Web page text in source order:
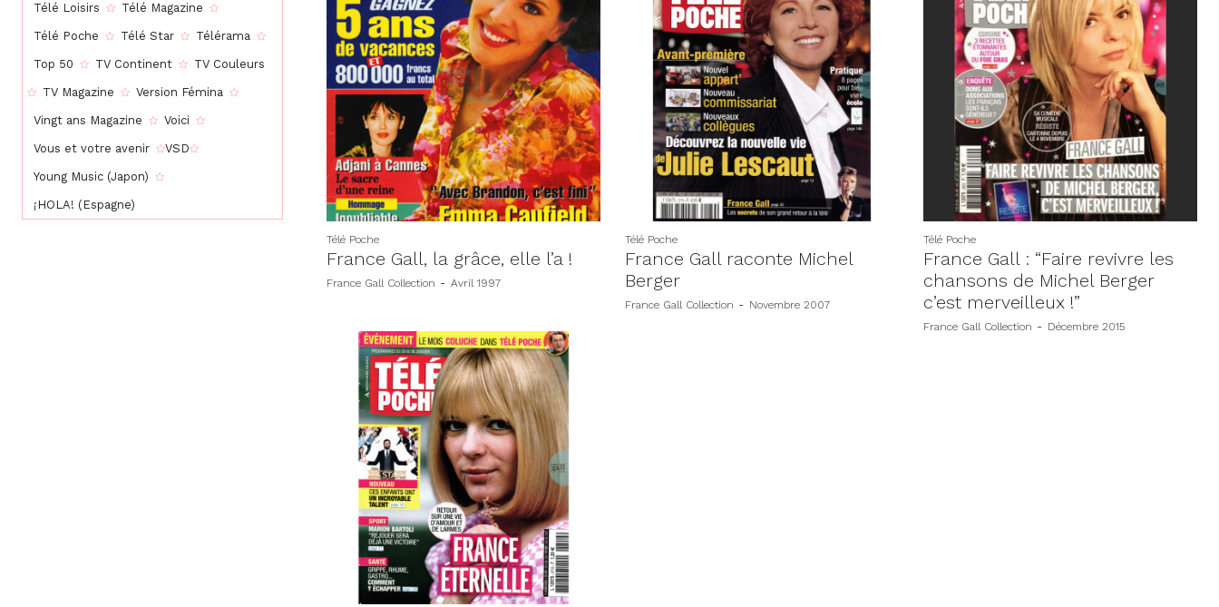
Télé Loisirs Télé Magazine
Télé Poche Télé Star Télérama
Top 50 TV Continent TV Couleurs
TV Magazine Version Fémina
Vingt ans Magazine Voici
Vous et votre avenir VSD
Young Music (Japon)
¡HOLA! (Espagne)
Télé Poche
France Gall, la grâce, elle l’a !
France Gall Collection - Avril 1997
Télé Poche
France Gall raconte Michel
Berger
France Gall Collection - Novembre 2007
Télé Poche
France Gall : “Faire revivre les
chansons de Michel Berger
c’est merveilleux !”
France Gall Collection - Décembre 2015